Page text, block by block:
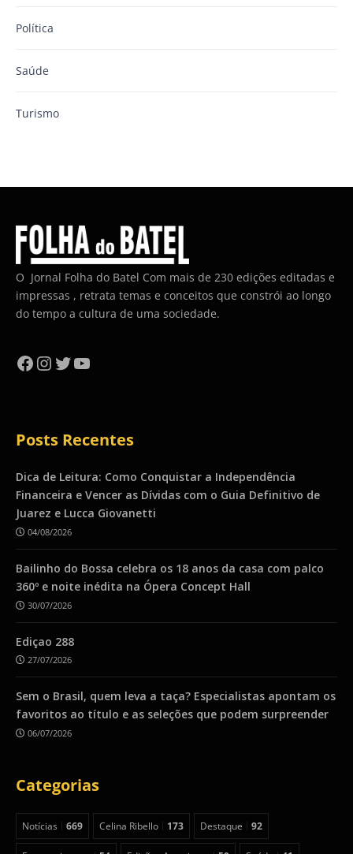
Política
Saúde
Turismo
O Jornal Folha do Batel Com mais de 230 edições editadas e
impressas , retrata temas e conceitos que constrói ao longo
do tempo a cultura de uma sociedade.
Facebook
Instagram
Twitter
YouTube
Posts Recentes
Dica de Leitura: Como Conquistar a Independência
Financeira e Vencer as Dívidas com o Guia Definitivo de
Juarez e Lucca Giovanetti
04/08/2026
Bailinho do Bossa celebra os 18 anos da casa com palco
360º e noite inédita na Ópera Concept Hall
30/07/2026
Ediçao 288
27/07/2026
Sem o Brasil, quem leva a taça? Especialistas apontam os
favoritos ao título e as seleções que podem surpreender
06/07/2026
Categorias
Notícias 669 Celina Ribello 173 Destaque 92